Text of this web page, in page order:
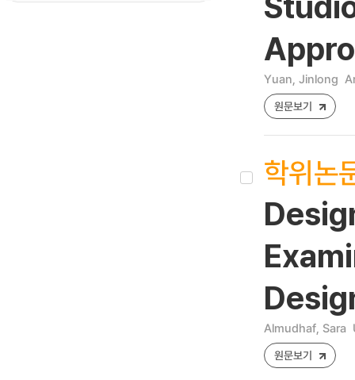
Yuan, Jinlong
원문보기
학위논
Almudhaf, Sara
원문보기